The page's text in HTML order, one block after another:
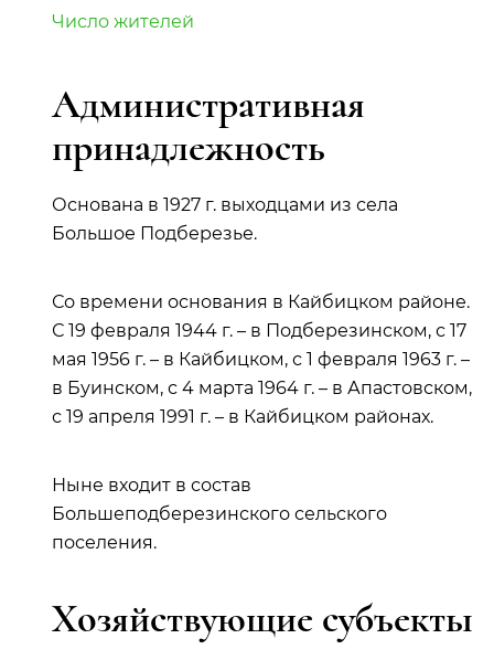
Число жителей
Административная
принадлежность
Основана в 1927 г. выходцами из села
Большое Подберезье.
Со времени основания в Кайбицком районе.
С 19 февраля 1944 г. – в Подберезинском, с 17
мая 1956 г. – в Кайбицком, с 1 февраля 1963 г. –
в Буинском, с 4 марта 1964 г. – в Апастовском,
с 19 апреля 1991 г. – в Кайбицком районах.
Ныне входит в состав
Большеподберезинского сельского
поселения.
Хозяйствующие субъекты